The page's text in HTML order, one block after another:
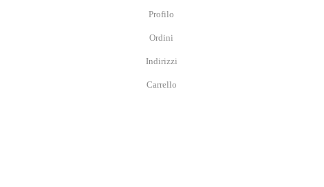
Profilo
Ordini
Indirizzi
Carrello